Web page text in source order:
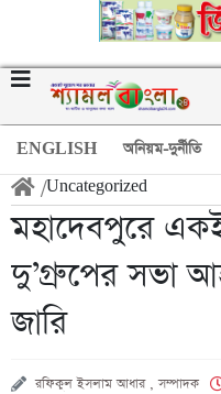
ENGLISH অনিয়ম-দুর্নীতি
/Uncategorized
মহাদেবপুরে
দু’গ্রুপের সভা
জারি
রফিকুল ইসলাম আধার , সম্পাদক